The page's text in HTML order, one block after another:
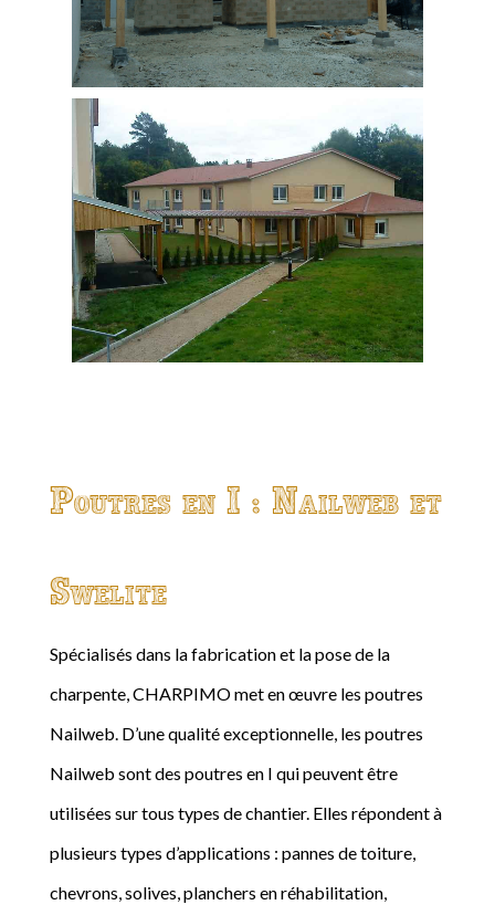
Poutres en I : Nailweb et
Swelite
Spécialisés dans la fabrication et la pose de la
charpente, CHARPIMO met en œuvre les poutres
Nailweb. D’une qualité exceptionnelle, les poutres
Nailweb sont des poutres en I qui peuvent être
utilisées sur tous types de chantier. Elles répondent à
plusieurs types d’applications : pannes de toiture,
chevrons, solives, planchers en réhabilitation,